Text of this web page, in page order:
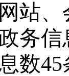
站
务信
数